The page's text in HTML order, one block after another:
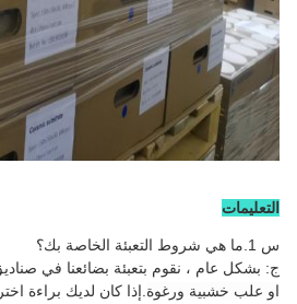
التعليمات
س 1.ما هي شروط التعبئة الخاصة بك؟
ج: بشكل عام ، نقوم بتعبئة بضائعنا في
او علب خشبية ورغوة.إذا كان لديك براءة